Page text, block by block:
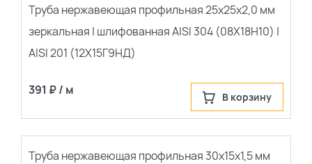
Труба нержавеющая профильная 25х25х2,0 мм
зеркальная | шлифованная AISI 304 (08Х18Н10) |
AISI 201 (12Х15Г9НД)
391 ₽ / м В корзину
Труба нержавеющая профильная 30х15х1,5 мм